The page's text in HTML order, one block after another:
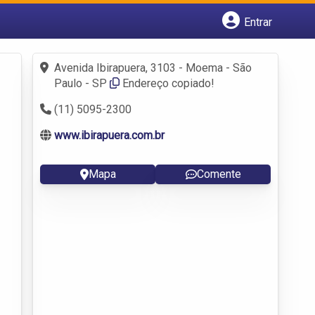
Entrar
Fazer login
Criar conta
Avenida Ibirapuera, 3103 - Moema - São
Paulo - SP
Endereço copiado!
(11) 5095-2300
www.ibirapuera.com.br
Mapa Comente